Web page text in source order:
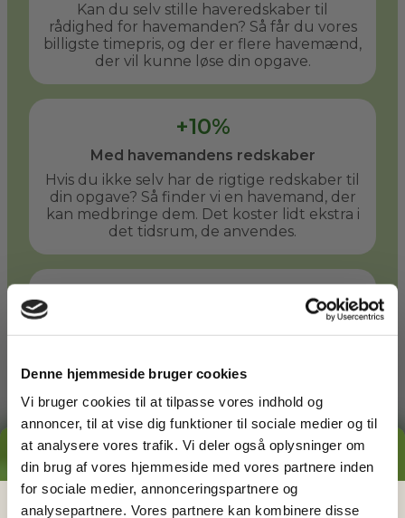
Denne hjemmeside bruger cookies
Vi bruger cookies til at tilpasse vores indhold og
annoncer, til at vise dig funktioner til sociale medier og til
at analysere vores trafik. Vi deler også oplysninger om
din brug af vores hjemmeside med vores partnere inden
for sociale medier, annonceringspartnere og
analysepartnere. Vores partnere kan kombinere disse
Kan du selv stille haveredskaber til
rådighed for havemanden? Så får du vores
billigste timepris, og der er flere havemænd,
der vil kunne løse din opgave.
+10%
Med havemandens redskaber
Hvis du ikke selv har de rigtige redskaber til
din opgave? Så finder vi en havemand, der
kan medbringe dem. Det koster lidt ekstra i
det tidsrum, de anvendes.
Med havemandens store redskaber
græsplæne kan f.eks. slås hurtigere med en
havetraktor. Du og din havemand kan
aftale at bruge denne takst, når det giver
mening.
Læs mere
GRATIS PRISESTIMAT
Hvad koster detegentligat få